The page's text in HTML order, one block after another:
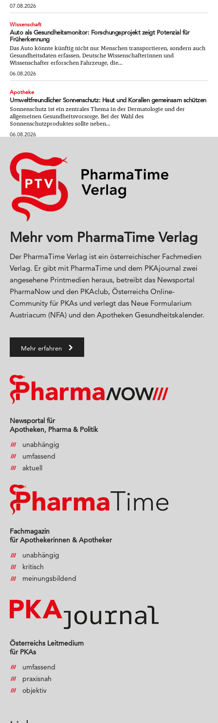
07.08.2026
Wissenschaft
Auto als Gesundheitsmonitor: Forschungsprojekt zeigt Potenzial für
Früherkennung
Das Auto könnte künftig nicht nur Menschen transportieren, sondern auch
Gesundheitsdaten erfassen. Deutsche Wissenschafterinnen und
Wissenschafter erforschen Fahrzeuge, die...
06.08.2026
Apotheke
Umweltfreundlicher Sonnenschutz: Haut und Korallen gemeinsam schützen
Sonnenschutz ist ein zentrales Thema in der Dermatologie und der
allgemeinen Gesundheitsvorsorge. Bei der Wahl des
Sonnenschutzproduktes sollte neben...
06.08.2026
Mehr vom PharmaTime Verlag
Der PharmaTime Verlag ist ein österreichischer Fachmedien
Verlag. Er gibt mit PharmaTime und dem PKAjournal zwei
angesehene Printmedien heraus, betreibt das Newsportal
PharmaNow und den PKAclub, Österreichs Online-
Community für PKAs und verlegt das Neue Formularium
Austriacum (NFA) und den Apotheken Gesundheitskalender.
Mehr erfahren
Newsportal für
Apotheken, Pharma & Politik
unabhängig
umfassend
aktuell
Fachmagazin
für Apothekerinnen & Apotheker
unabhängig
kritisch
meinungsbildend
Österreichs Leitmedium
für PKAs
umfassend
praxisnah
objektiv